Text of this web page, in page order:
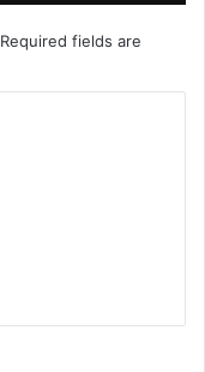
Required fields are